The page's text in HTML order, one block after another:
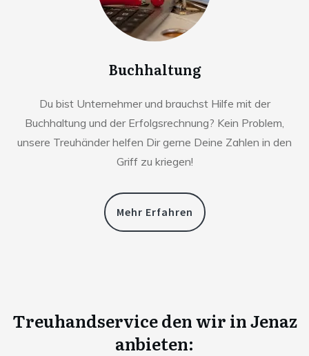
Buchhaltung
Du bist Unternehmer und brauchst Hilfe mit der
Buchhaltung und der Erfolgsrechnung? Kein Problem,
unsere Treuhänder helfen Dir gerne Deine Zahlen in den
Griff zu kriegen!
Mehr Erfahren
Treuhandservice den wir inJenaz
anbieten: